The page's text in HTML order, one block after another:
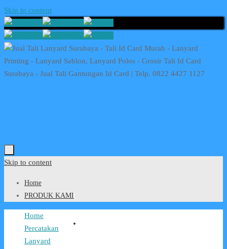
Skip to content
Skip to content
Home
PRODUK KAMI
Home
Percatakan
Lanyard